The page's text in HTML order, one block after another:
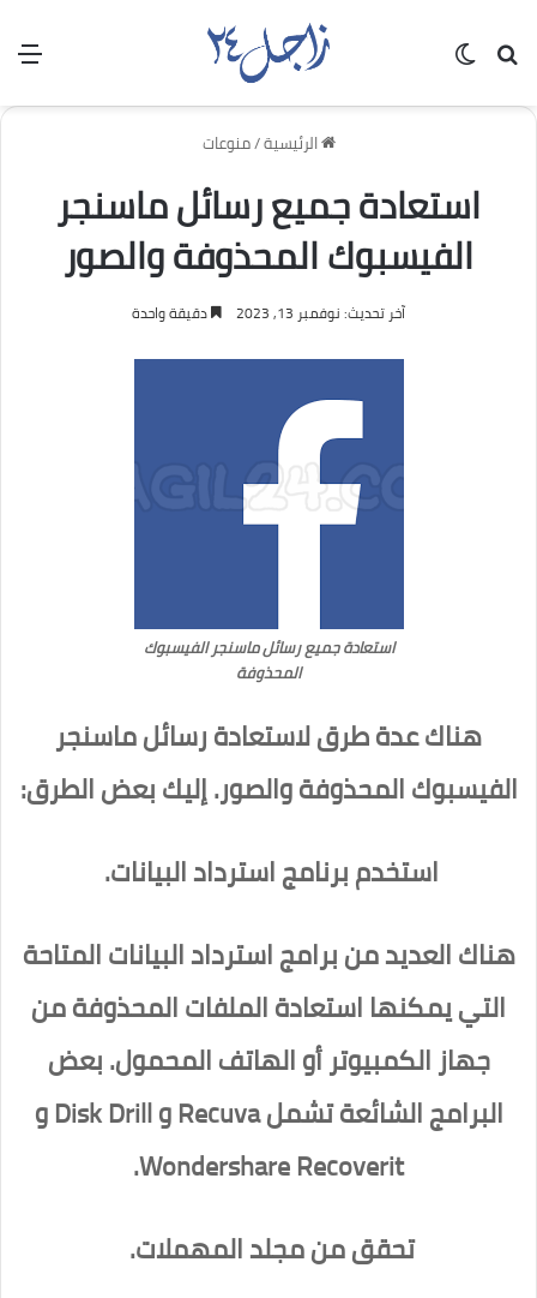
بحث عن
الرئيسية/منوعات
استعادة جميع رسائل ماسنجر
الفيسبوك المحذوفة والصور
آخر تحديث: نوفمبر 13, 2023 دقيقة واحدة
استعادة جميع رسائل ماسنجر الفيسبوك
المحذوفة
هناك عدة طرق لاستعادة رسائل ماسنجر
الفيسبوك المحذوفة والصور. إليك بعض الطرق:
استخدم برنامج استرداد البيانات.
هناك العديد من برامج استرداد البيانات المتاحة
التي يمكنها استعادة الملفات المحذوفة من
جهاز الكمبيوتر أو الهاتف المحمول. بعض
البرامج الشائعة تشمل Recuva و Disk Drill و
Wondershare Recoverit.
تحقق من مجلد المهملات.